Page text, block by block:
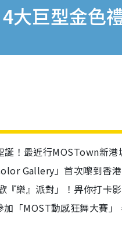
大巨型金色
！最近行MOSTown新
Gallery」首次嚟到香
樂』派對」！畀你打卡
「MOST動感狂舞大賽